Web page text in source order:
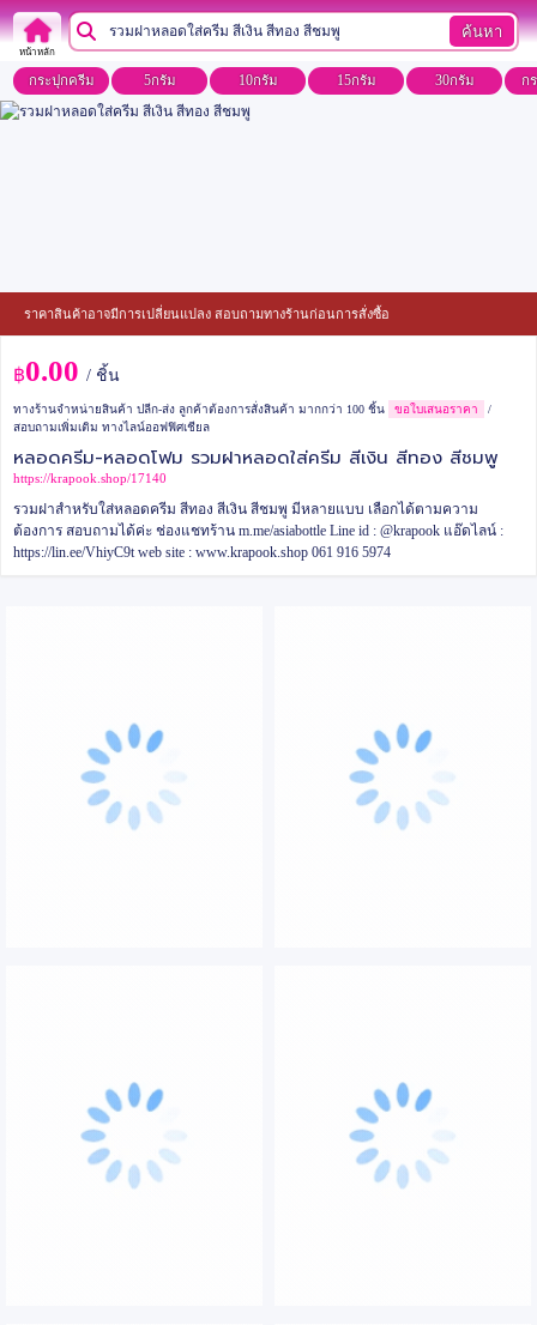
หน้าหลัก
ค้นหา
กระปุกครีม 5กรัม 10กรัม 15กรัม 30กรัม ก
ราคาสินค้าอาจมีการเปลี่ยนแปลง สอบถามทางร้านก่อนการสั่งซื้อ
฿0.00 / ชิ้น
ทางร้านจำหน่ายสินค้า ปลีก-ส่ง ลูกค้าต้องการสั่งสินค้า มากกว่า 100 ชิ้น ขอใบเสนอราคา
/
สอบถามเพิ่มเติม ทางไลน์ออฟฟิศเชียล
หลอดครีม-หลอดโฟม รวมฝาหลอดใส่ครีม สีเงิน สีทอง สีชมพู
https://krapook.shop/17140
รวมฝาสำหรับใส่หลอดครีม สีทอง สีเงิน สีชมพู มีหลายแบบ เลือกได้ตามความ
ต้องการ สอบถามได้ค่ะ ช่องแชทร้าน m.me/asiabottle Line id : @krapook แอ๊ดไลน์ :
https://lin.ee/VhiyC9tweb site : www.krapook.shop 061 916 5974